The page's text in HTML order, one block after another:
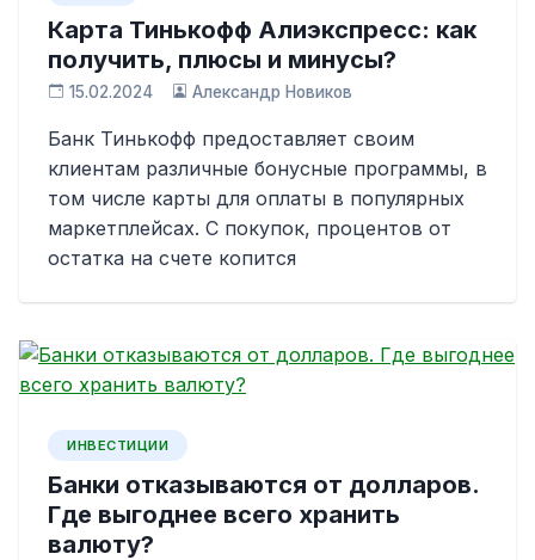
Карта Тинькофф Алиэкспресс: как
получить, плюсы и минусы?
15.02.2024 Александр Новиков
Банк Тинькофф предоставляет своим
клиентам различные бонусные программы, в
том числе карты для оплаты в популярных
маркетплейсах. С покупок, процентов от
остатка на счете копится
ИНВЕСТИЦИИ
Банки отказываются от долларов.
Где выгоднее всего хранить
валюту?